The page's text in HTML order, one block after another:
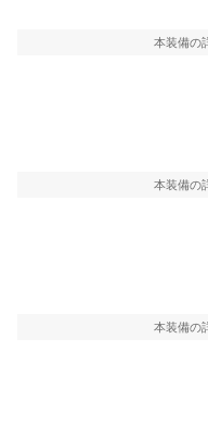
本装備の
本装備の
本装備の